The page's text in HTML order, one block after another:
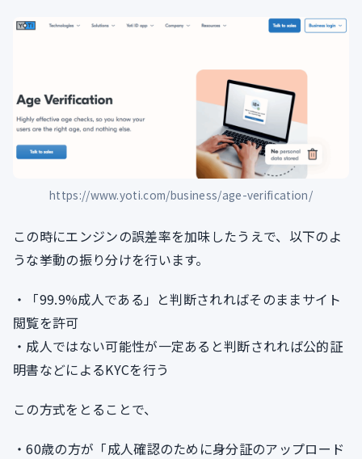
https://www.yoti.com/business/age-verification/
この時にエンジンの誤差率を加味したうえで、以下のよ
うな挙動の振り分けを行います。
・「99.9%成人である」と判断されればそのままサイト
閲覧を許可
・成人ではない可能性が一定あると判断されれば公的証
明書などによるKYCを行う
この方式をとることで、
・60歳の方が「成人確認のために身分証のアップロード